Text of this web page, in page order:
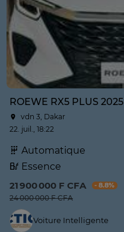
ROEWE RX5 PLUS 2025
vdn 3, Dakar
22. juil., 18:22
Automatique
Essence
21 900 000 F CFA
- 8.8%
24 000 000 F CFA
Voiture Intelligente